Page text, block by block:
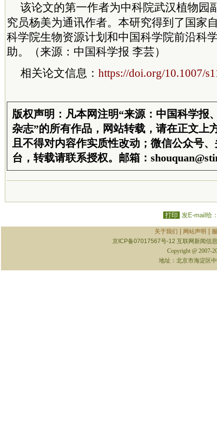
该论文的第一作者为中科院武汉植物园
究员杨美为通讯作者。本研究得到了国家
科学院生物资源计划和中国科学院前沿科
助。
（来源：中国科学报 李芸）
相关论文信息： https://doi.org/10.1007/
版权声明：凡本网注明“来源：中国科学报
杂志”的所有作品，网站转载，请在正文上
且不得对内容作实质性改动；微信公众号
台，转载请联系授权。邮箱：
打印 发E-mail给
关于我们 网站声明
京ICP备07017567号-12 互联网新闻信
Copyright @ 2007-
地址：北京市海淀区